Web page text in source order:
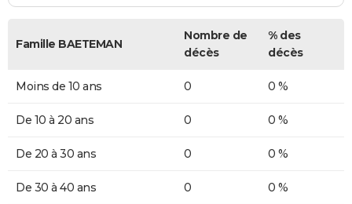
Famille BAETEMAN
Nombre de
décès
% des
décès
Moins de 10 ans 0 0 %
De 10 à 20 ans 0 0 %
De 20 à 30 ans 0 0 %
De 30 à 40 ans 0 0 %